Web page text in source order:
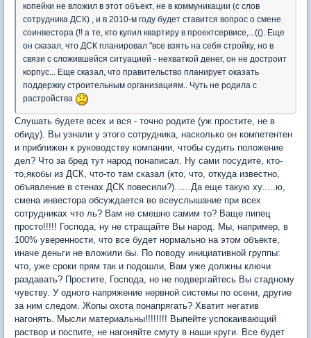
копейки не вложил в этот объект, не в коммуникации (с слов
сотрудника ДСК) , и в 2010-м году будет ставится вопрос о смене
соинвестора (!! а те, кто купил квартиру в проектсервисе,...((). Еще
он сказал, что ДСК планировал "все взять на себя стройку, но в
связи с сложившейся ситуацией - нехваткой денег, он не достроит
корпус... Еще сказал, что правительство планирует оказать
поддержку строительным организациям.. Чуть не родила с
растройства
Слушать будете всех и вся - точно родите (уж простите, не в
обиду). Вы узнали у этого сотрудника, насколько он компетентен
и приближен к руководству компании, чтобы судить положение
дел? Что за бред тут народ понаписал. Ну сами посудите, кто-
то,якобы из ДСК, что-то там сказал (кто, что, откуда известно,
объявление в стенах ДСК повесили?)......Да еще такую ху.....ю,
смена инвестора обсуждается во всеуслышание при всех
сотрудниках что ль? Вам не смешно самим то? Ваще пипец
просто!!!!! Господа, ну не стращайте Вы народ. Мы, например, в
100% уверенности, что все будет нормально на этом объекте,
иначе деньги не вложили бы. По поводу инициативной группы:
что, уже сроки прям так и подошли, Вам уже должны ключи
раздавать? Простите, Господа, но не подвергайтесь Вы стадному
чувству. У одного напряжение нервной системы по осени, другие
за ним следом. Жопы охота понапрягать? Хватит негатив
нагонять. Мысли материальны!!!!!!!! Выпейте успокаивающий
раствор и поспите, не нагоняйте смуту в наши круги. Все будет